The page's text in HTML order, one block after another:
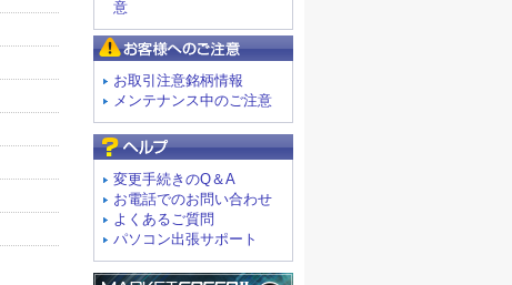
意
お取引注意銘柄情報
メンテナンス中のご注意
変更手続きのQ＆A
お電話でのお問い合わせ
よくあるご質問
パソコン出張サポート